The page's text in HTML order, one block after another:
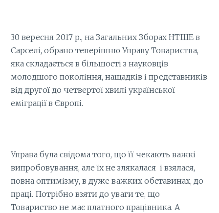
30 вересня 2017 р., на Загальних Зборах НТШЕ в
Сарселі, обрано теперішню Управу Товариства,
яка складається в більшості з науковців
молодшого покоління, нащадків і представників
від другої до четвертої хвилі української
еміграції в Європі.
Управа була свідома того, що її чекають важкі
випробовування, але їх не злякалася і взялася,
повна оптимізму, в дуже важких обставинах, до
праці. Потрібно взяти до уваги те, що
Товариство не має платного працівника. А